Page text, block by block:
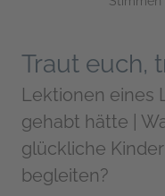
Traut euch,
Lektionen eines
gehabt hätte |
glückliche
begleiten?